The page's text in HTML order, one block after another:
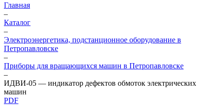
Главная
–
Каталог
–
Электроэнергетика, подстанционное оборудование в
Петропавловске
–
Приборы для вращающихся машин в Петропавловске
–
ИДВИ-05 — индикатор дефектов обмоток электрических
машин
PDF